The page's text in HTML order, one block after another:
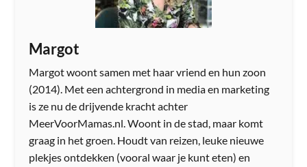
Margot
Margot woont samen met haar vriend en hun zoon
(2014). Met een achtergrond in media en marketing
is ze nu de drijvende kracht achter
MeerVoorMamas.nl. Woont in de stad, maar komt
graag in het groen. Houdt van reizen, leuke nieuwe
plekjes ontdekken (vooral waar je kunt eten) en